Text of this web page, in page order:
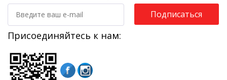
Подписаться
Присоединяйтесь к нам: